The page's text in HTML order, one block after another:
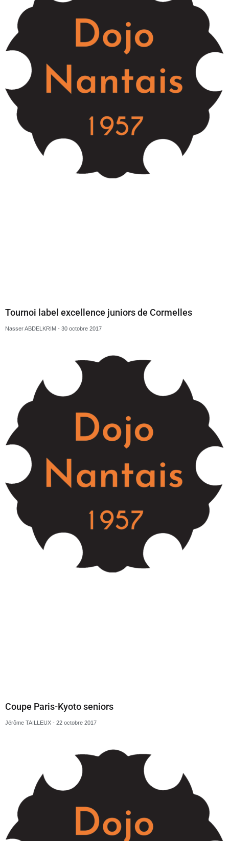
Coupe Paris-Kyoto seniors
Jérôme TAILLEUX 22 octobre 2017
Championnat départemental par équipes de clubs
cadet.te.s et minimes
Jérôme TAILLEUX